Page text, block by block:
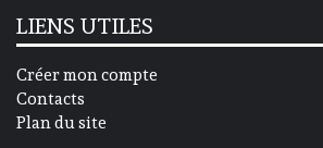
LIENS UTILES
Créer mon compte
Contacts
Plan du site